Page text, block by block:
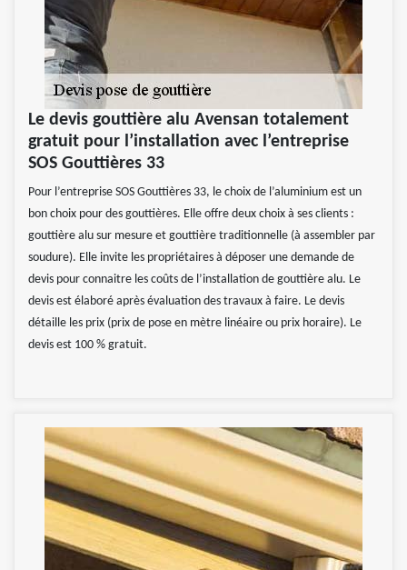
Le devis gouttière alu Avensan totalement
gratuit pour l’installation avec l’entreprise
SOS Gouttières 33
Pour l’entreprise SOS Gouttières 33, le choix de l’aluminium est un
bon choix pour des gouttières. Elle offre deux choix à ses clients :
gouttière alu sur mesure et gouttière traditionnelle (à assembler par
soudure). Elle invite les propriétaires à déposer une demande de
devis pour connaitre les coûts de l’installation de gouttière alu. Le
devis est élaboré après évaluation des travaux à faire. Le devis
détaille les prix (prix de pose en mètre linéaire ou prix horaire). Le
devis est 100 % gratuit.